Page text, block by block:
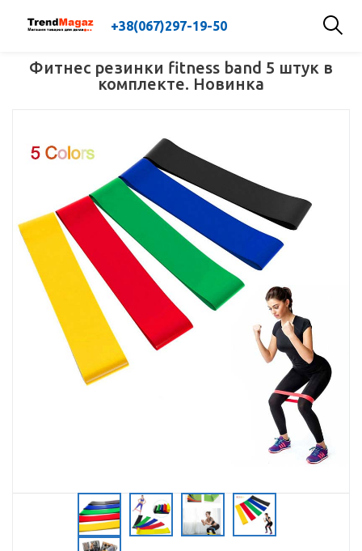
+38(067)297-19-50
Фитнес резинки fitness band 5 штук в
комплекте. Новинка